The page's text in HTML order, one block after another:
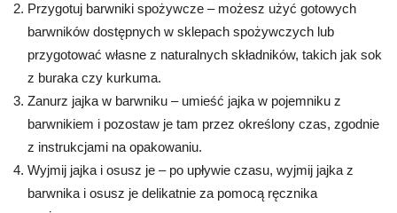
Przygotuj barwniki spożywcze – możesz użyć gotowych
barwników dostępnych w sklepach spożywczych lub
przygotować własne z naturalnych składników, takich jak sok
z buraka czy kurkuma.
Zanurz jajka w barwniku – umieść jajka w pojemniku z
barwnikiem i pozostaw je tam przez określony czas, zgodnie
z instrukcjami na opakowaniu.
Wyjmij jajka i osusz je – po upływie czasu, wyjmij jajka z
barwnika i osusz je delikatnie za pomocą ręcznika